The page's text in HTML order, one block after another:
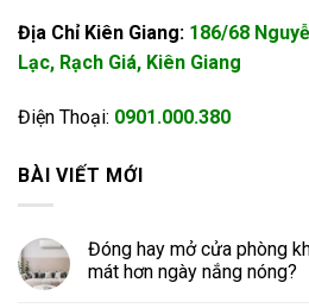
Địa Chỉ Kiên Giang: 186/68
Lạc, Rạch Giá, Kiên Giang
Điện Thoại: 0901.000.380
BÀI VIẾT MỚI
Đóng hay mở cửa phòng
mát hơn ngày nắng nóng?